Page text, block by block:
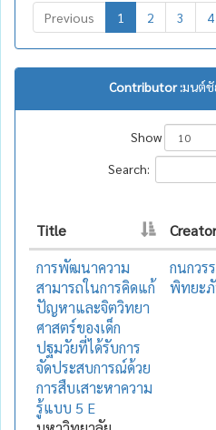
Previous
1 2 3 4
Contributor :มนต์ชั
Show
Search:
Title Creator
การพัฒนาความ
สามารถในการคิดแก้
ปัญหาและจิตวิทยา
ศาสตร์ของเด็ก
ปฐมวัยที่ได้รับการ
จัดประสบการณ์ด้วย
การสืบเสาะหาความ
รู้แบบ 5 E
กนกวร
พิทยะ